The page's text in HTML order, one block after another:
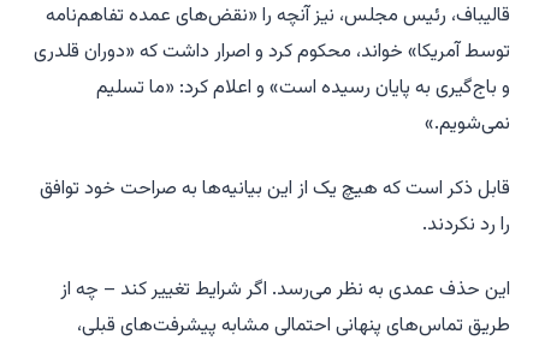
قالیباف، رئیس مجلس، نیز آنچه را «نقض‌های عمده تفاهم‌نامه
توسط آمریکا» خواند، محکوم کرد و اصرار داشت که «دوران قلدری
و باج‌گیری به پایان رسیده است» و اعلام کرد: «ما تسلیم
نمی‌شویم.»
قابل ذکر است که هیچ یک از این بیانیه‌ها به صراحت خود توافق
را رد نکردند.
این حذف عمدی به نظر می‌رسد. اگر شرایط تغییر کند – چه از
طریق تماس‌های پنهانی احتمالی مشابه پیشرفت‌های قبلی،